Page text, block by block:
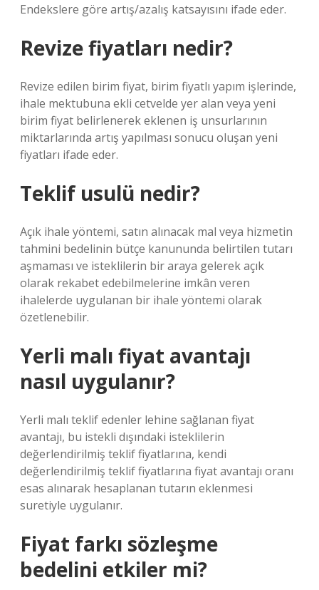
Endekslere göre artış/azalış katsayısını ifade eder.
Revize fiyatları nedir?
Revize edilen birim fiyat, birim fiyatlı yapım işlerinde,
ihale mektubuna ekli cetvelde yer alan veya yeni
birim fiyat belirlenerek eklenen iş unsurlarının
miktarlarında artış yapılması sonucu oluşan yeni
fiyatları ifade eder.
Teklif usulü nedir?
Açık ihale yöntemi, satın alınacak mal veya hizmetin
tahmini bedelinin bütçe kanununda belirtilen tutarı
aşmaması ve isteklilerin bir araya gelerek açık
olarak rekabet edebilmelerine imkân veren
ihalelerde uygulanan bir ihale yöntemi olarak
özetlenebilir.
Yerli malı fiyat avantajı
nasıl uygulanır?
Yerli malı teklif edenler lehine sağlanan fiyat
avantajı, bu istekli dışındaki isteklilerin
değerlendirilmiş teklif fiyatlarına, kendi
değerlendirilmiş teklif fiyatlarına fiyat avantajı oranı
esas alınarak hesaplanan tutarın eklenmesi
suretiyle uygulanır.
Fiyat farkı sözleşme
bedelini etkiler mi?